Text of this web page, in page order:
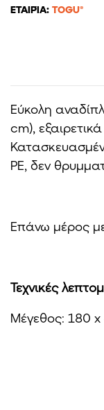
ΕΤΑΙΡΊΑ: TOGU®
Εύκολη
cm),
PE, δεν
Επάνω μέρος
Τεχνικές
Μέγεθος: 180 x